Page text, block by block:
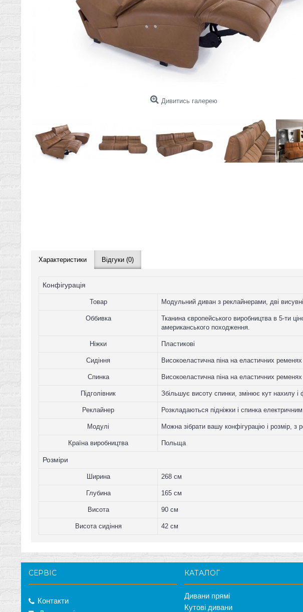
Дивитись галерею
Характеристики Відгуки (0)
Конфігурація
Товар Модульний диван з реклайнерами, дві висувні
Оббивка
Тканина європейського виробництва в 5-ти
американського походження.
Ніжки Пластикові
Сидіння Високоеластична піна на еластичних ременях
Спинка Високоеластична піна на еластичних ременях
Підголівник Збільшує висоту спинки, змінює кут нахилу і
Реклайнер Розкладаються підніжки і спинка
Модулі Можна зібрати вашу конфігурацію і розмір, з
Країна виробництва Польща
Розміри
Ширина 268 см
Глубина 165 см
Висота 90 см
Висота сидіння 42 см
СЕРВІС
Контакти
КАТАЛОГ
Дивани прямі
Кутові дивани